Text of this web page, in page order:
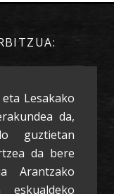
Lesakako
da,
guztietan
da bere
Arantzako